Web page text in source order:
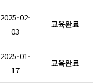
2025-02-
03
교육완료
2025-01-
17
교육완료